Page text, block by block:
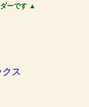
ーです ▲
ス